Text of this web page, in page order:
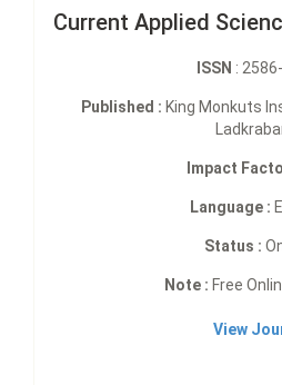
Current Applied
ISSN :
Published : King Monkuts
Impact
Language :
Status :
Note : Free
View